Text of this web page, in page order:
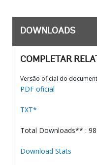
DOWNLOADS
COMPLETAR
Versão oficial do
PDF oficial
TXT*
Total Downloads** : 98
Download Stats